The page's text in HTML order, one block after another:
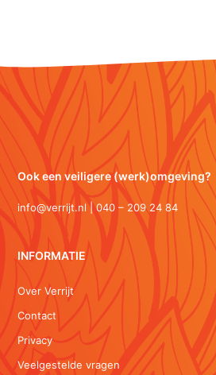
Ook een veiligere (werk)omgeving?
info@verrijt.nl | 040 – 209 24 84
INFORMATIE
Over Verrijt
Contact
Privacy
Veelgestelde vragen